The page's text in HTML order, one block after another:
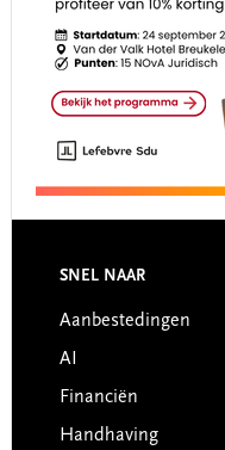
Footer
SNEL NAAR
Aanbestedingen
AI
Financiën
Handhaving